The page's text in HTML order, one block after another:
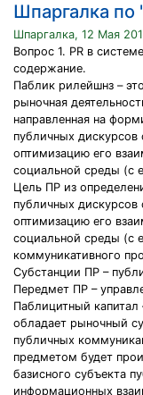
Шпаргалка по
Шпаргалка, 12 Мая
Вопрос 1. PR в
содержание.
Паблик рилейшнз –
рыночная
направленная на
публичных дискурсов
оптимизацию его
социальной среды (с
Цель ПР из
публичных
оптимизацию его
социальной среды (с
коммуникативного
Субстанции ПР –
Передмет ПР –
Паблицитный
обладает рыночный
публичных
предметом будет
базисного субъекта
информационных